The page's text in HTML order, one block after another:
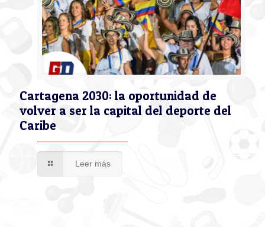
Cartagena 2030: la oportunidad de
volver a ser la capital del deporte del
Caribe
Leer más